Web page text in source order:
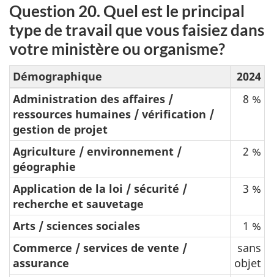
Question 20. Quel est le principal
type de travail que vous faisiez dans
votre ministère ou organisme?
Démographique
2024
Administration des affaires /
ressources humaines / vérification /
gestion de projet
8 %
Agriculture / environnement /
géographie
2 %
Application de la loi / sécurité /
recherche et sauvetage
3 %
Arts / sciences sociales
1 %
Commerce / services de vente /
assurance
sans
objet